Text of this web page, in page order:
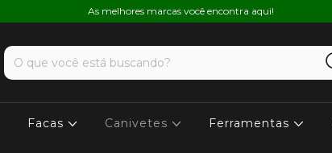
As melhores marcas você encontra aqui!
Facas Canivetes Ferramentas